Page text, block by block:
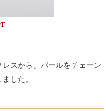
スから、パールをチェーン
した。